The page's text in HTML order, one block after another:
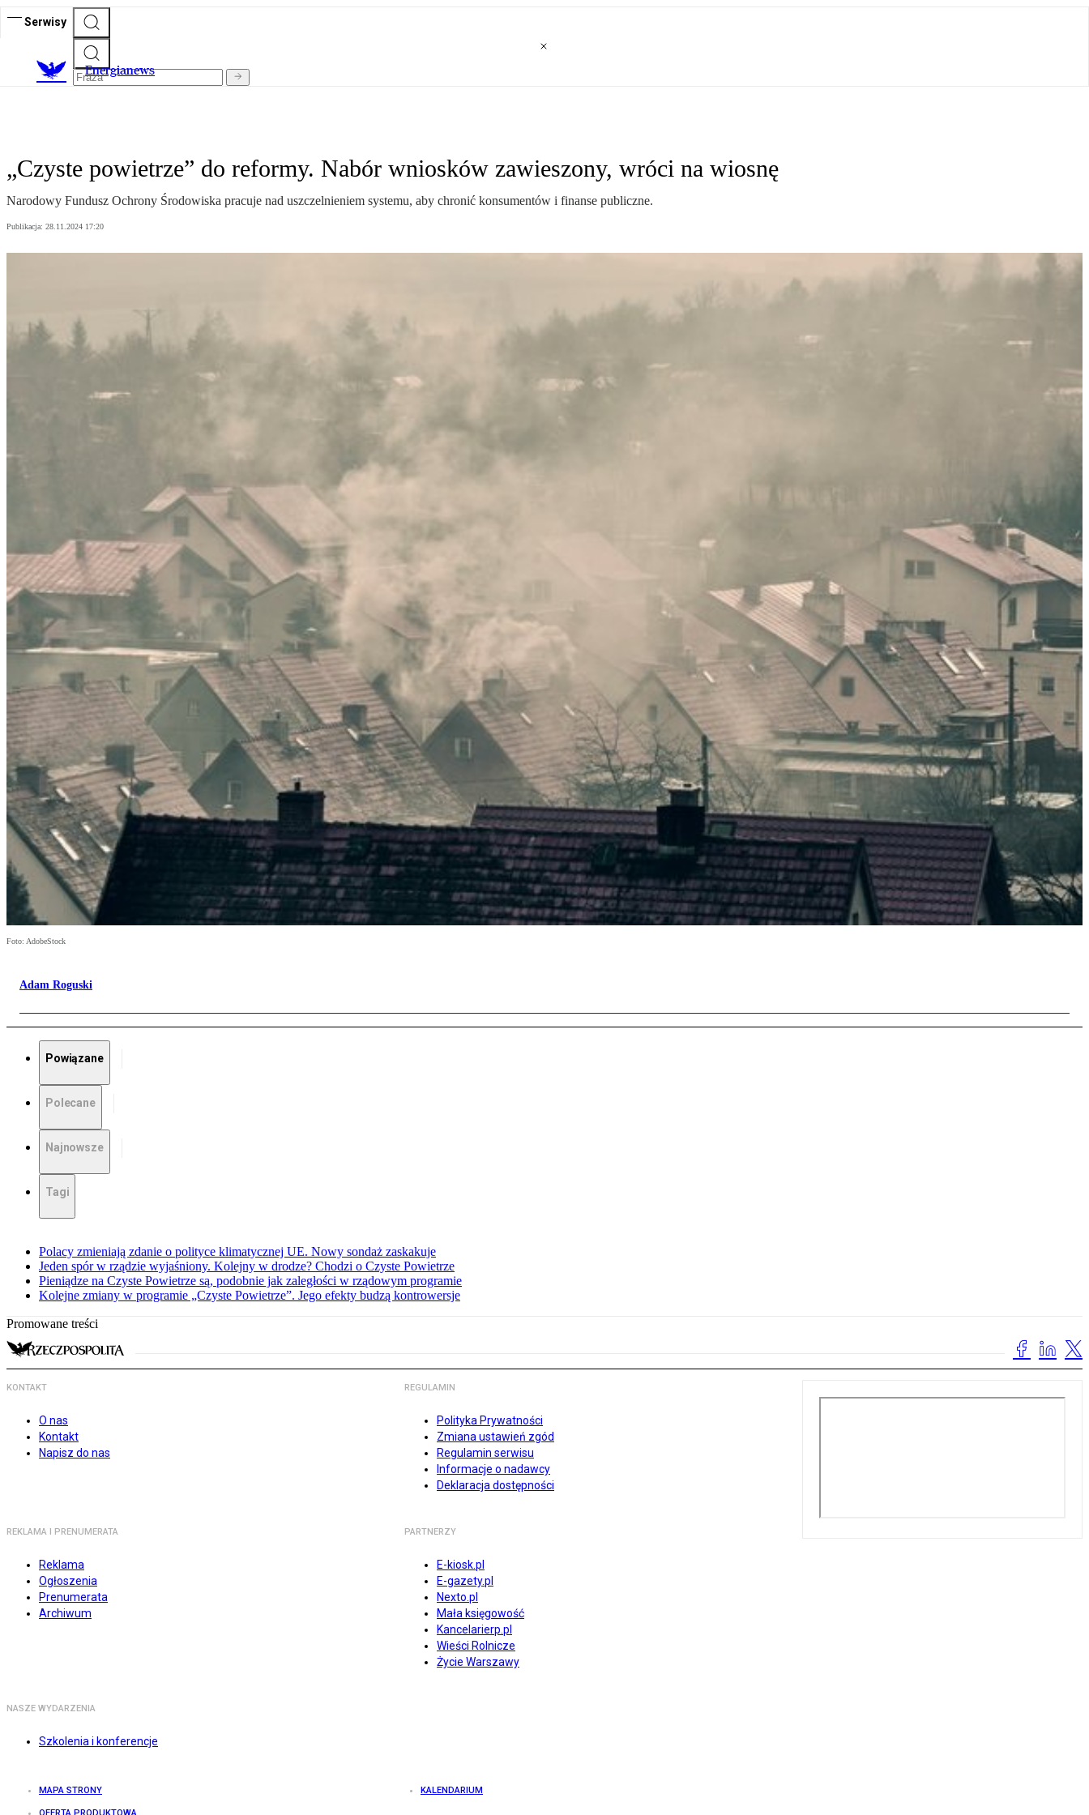
Serwisy
Energianews
„Czyste powietrze” do reformy. Nabór wniosków zawieszony, wróci na wiosnę
Narodowy Fundusz Ochrony Środowiska pracuje nad uszczelnieniem systemu, aby chronić konsumentów i finanse publiczne.
Publikacja: 28.11.2024 17:20
Foto: AdobeStock
Adam Roguski
Powiązane
Polecane
Najnowsze
Tagi
Polacy zmieniają zdanie o polityce klimatycznej UE. Nowy sondaż zaskakuje
Jeden spór w rządzie wyjaśniony. Kolejny w drodze? Chodzi o Czyste Powietrze
Pieniądze na Czyste Powietrze są, podobnie jak zaległości w rządowym programie
Kolejne zmiany w programie „Czyste Powietrze”. Jego efekty budzą kontrowersje
Promowane treści
KONTAKT
O nas
Kontakt
Napisz do nas
REGULAMIN
Polityka Prywatności
Zmiana ustawień zgód
Regulamin serwisu
Informacje o nadawcy
Deklaracja dostępności
REKLAMA I PRENUMERATA
Reklama
Ogłoszenia
Prenumerata
Archiwum
PARTNERZY
E-kiosk.pl
E-gazety.pl
Nexto.pl
Mała księgowość
Kancelarierp.pl
Wieści Rolnicze
Życie Warszawy
NASZE WYDARZENIA
Szkolenia i konferencje
MAPA STRONY KALENDARIUM